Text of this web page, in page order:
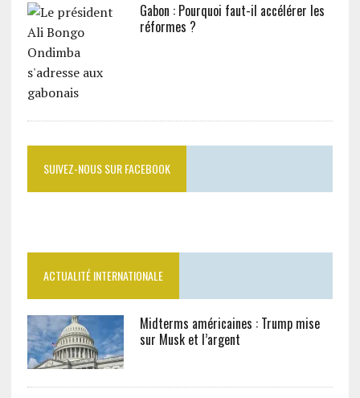
Gabon : Pourquoi faut-il accélérer les
réformes ?
SUIVEZ-NOUS SUR FACEBOOK
ACTUALITÉ INTERNATIONALE
Midterms américaines : Trump mise
sur Musk et l’argent